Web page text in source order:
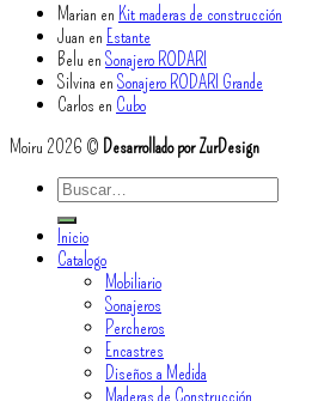
Marian en Kit maderas de construcción
Juan en Estante
Belu en Sonajero RODARI
Silvina en Sonajero RODARI Grande
Carlos en Cubo
Moiru 2026 © Desarrollado por ZurDesign
Buscar
por:
Inicio
Catalogo
Mobiliario
Sonajeros
Percheros
Encastres
Diseños a Medida
Maderas de Construcción